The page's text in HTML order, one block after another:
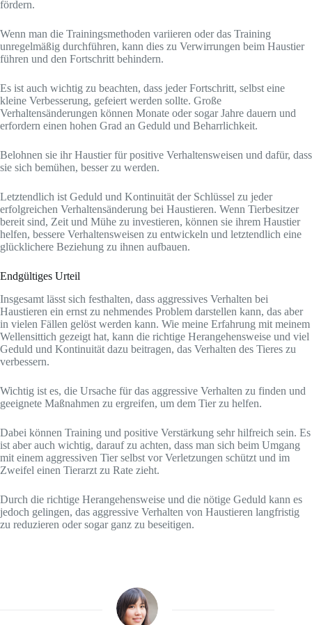
fördern.
Wenn man die Trainingsmethoden variieren oder das Training
unregelmäßig durchführen, kann dies zu Verwirrungen beim Haustier
führen und den Fortschritt behindern.
Es ist auch wichtig zu beachten, dass jeder Fortschritt, selbst eine
kleine Verbesserung, gefeiert werden sollte. Große
Verhaltensänderungen können Monate oder sogar Jahre dauern und
erfordern einen hohen Grad an Geduld und Beharrlichkeit.
Belohnen sie ihr Haustier für positive Verhaltensweisen und dafür, dass
sie sich bemühen, besser zu werden.
Letztendlich ist Geduld und Kontinuität der Schlüssel zu jeder
erfolgreichen Verhaltensänderung bei Haustieren. Wenn Tierbesitzer
bereit sind, Zeit und Mühe zu investieren, können sie ihrem Haustier
helfen, bessere Verhaltensweisen zu entwickeln und letztendlich eine
glücklichere Beziehung zu ihnen aufbauen.
Endgültiges Urteil
Insgesamt lässt sich festhalten, dass aggressives Verhalten bei
Haustieren ein ernst zu nehmendes Problem darstellen kann, das aber
in vielen Fällen gelöst werden kann. Wie meine Erfahrung mit meinem
Wellensittich gezeigt hat, kann die richtige Herangehensweise und viel
Geduld und Kontinuität dazu beitragen, das Verhalten des Tieres zu
verbessern.
Wichtig ist es, die Ursache für das aggressive Verhalten zu finden und
geeignete Maßnahmen zu ergreifen, um dem Tier zu helfen.
Dabei können Training und positive Verstärkung sehr hilfreich sein. Es
ist aber auch wichtig, darauf zu achten, dass man sich beim Umgang
mit einem aggressiven Tier selbst vor Verletzungen schützt und im
Zweifel einen Tierarzt zu Rate zieht.
Durch die richtige Herangehensweise und die nötige Geduld kann es
jedoch gelingen, das aggressive Verhalten von Haustieren langfristig
zu reduzieren oder sogar ganz zu beseitigen.